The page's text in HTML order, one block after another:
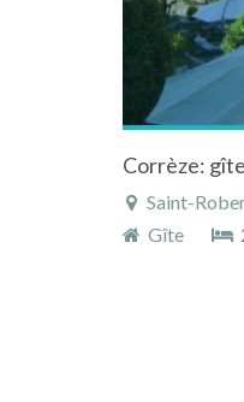
Corrèze:
Saint-
Gîte